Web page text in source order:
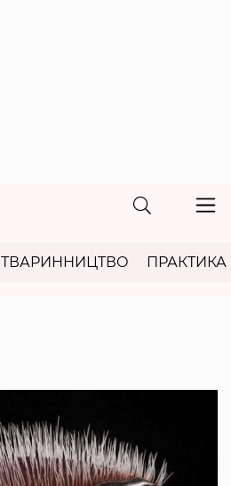
ТВАРИННИЦТВО ПРАКТИКА